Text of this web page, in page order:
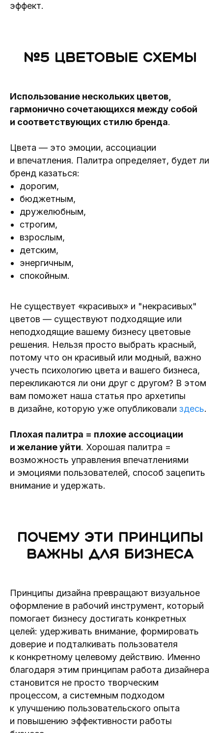
эффект.
№5 Цветовые схемы
Использование нескольких цветов,
гармонично сочетающихся между собой
и соответствующих стилю бренда.
Цвета — это эмоции, ассоциации
и впечатления. Палитра определяет, будет ли
бренд казаться:
дорогим,
бюджетным,
дружелюбным,
строгим,
взрослым,
детским,
энергичным,
спокойным.
Не существует «красивых» и "некрасивых"
цветов — существуют подходящие или
неподходящие вашему бизнесу цветовые
решения. Нельзя просто выбрать красный,
потому что он красивый или модный, важно
учесть психологию цвета и вашего бизнеса,
перекликаются ли они друг с другом? В этом
вам поможет наша статья про архетипы
в дизайне, которую уже опубликовали здесь.
Плохая палитра = плохие ассоциации
и желание уйти. Хорошая палитра =
возможность управления впечатлениями
и эмоциями пользователей, способ зацепить
внимание и удержать.
Почему эти принципы
важны для бизнеса
Принципы дизайна превращают визуальное
оформление в рабочий инструмент, который
помогает бизнесу достигать конкретных
целей: удерживать внимание, формировать
доверие и подталкивать пользователя
к конкретному целевому действию. Именно
благодаря этим принципам работа дизайнера
становится не просто творческим
процессом, а системным подходом
к улучшению пользовательского опыта
и повышению эффективности работы